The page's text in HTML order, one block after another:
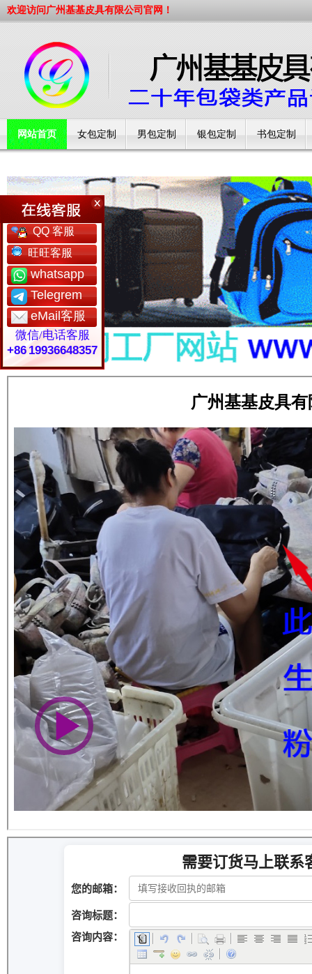
欢迎访问广州基基皮具有限公司官网！
网站首页 女包定制 男包定制 银包定制 书包定制
QQ 客服
旺旺客服
whatsapp
Telegrem
eMail客服
微信/电话客服
+86 19936648357